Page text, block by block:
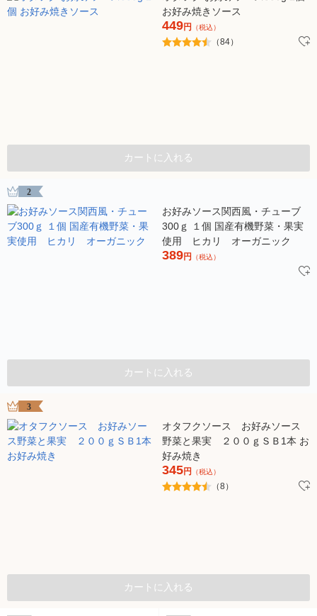
お好み焼きソース
449円 （税込）
（84）
カートに入れる
2
お好みソース関西風・チューブ
300ｇ １個 国産有機野菜・果実
使用 ヒカリ オーガニック
389円 （税込）
カートに入れる
3
オタフクソース お好みソース
野菜と果実 ２００ｇＳＢ1本 お
好み焼き
345円 （税込）
（8）
カートに入れる